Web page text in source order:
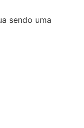
sendo uma